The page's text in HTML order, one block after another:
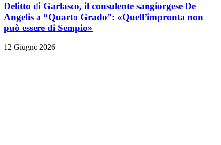
Delitto di Garlasco, il consulente sangiorgese De
Angelis a “Quarto Grado”: «Quell’impronta non
può essere di Sempio»
12 Giugno 2026